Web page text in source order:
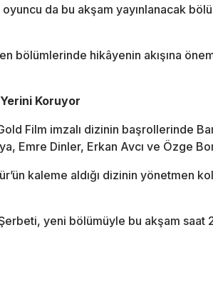
da bu akşam yayınlanacak
bölümlerinde hikâyenin akışına
Koruyor
Film imzalı dizinin başrollerinde
, Emre Dinler, Erkan Avcı ve Özge
’ün kaleme aldığı dizinin yönetmen
yeni bölümüyle bu akşam saat